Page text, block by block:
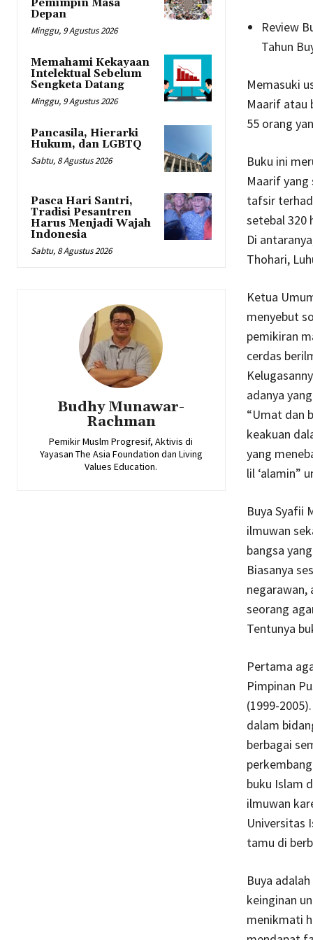
Pemimpin Masa
Depan
Minggu, 9 Agustus 2026
Memahami Kekayaan
Intelektual Sebelum
Sengketa Datang
Minggu, 9 Agustus 2026
Pancasila, Hierarki
Hukum, dan LGBTQ
Sabtu, 8 Agustus 2026
Pasca Hari Santri,
Tradisi Pesantren
Harus Menjadi Wajah
Indonesia
Sabtu, 8 Agustus 2026
Budhy Munawar-
Rachman
Pemikir Muslm Progresif, Aktivis di
Yayasan The Asia Foundation dan Living
Values Education.
Review
Tahun
Memasuki
Maarif atau
55 orang
Buku ini
Maarif yang
tafsir
setebal 320
Di
Thohari,
Ketua
menyebut
pemikiran
cerdas
adanya
“Umat dan
keakuan
yang
lil ‘alamin”
Buya Syafii
ilmuwan
bangsa
Biasanya
negarawan,
seorang
Tentunya
Pertama
Pimpinan
(1999-
dalam
berbagai
buku Islam
ilmuwan
Universitas
tamu di
Buya
keinginan
menikmati